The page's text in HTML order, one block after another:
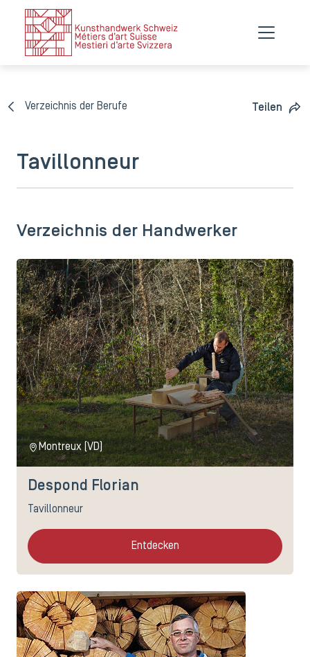
Verzeichnis der Berufe Teilen
Tavillonneur
Verzeichnis der Handwerker
Montreux (VD)
Despond Florian
Tavillonneur
Entdecken